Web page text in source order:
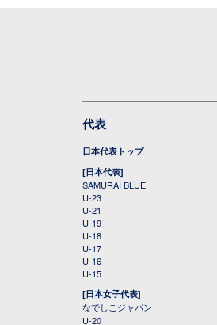
代表
日本代表トップ
[日本代表]
SAMURAI BLUE
U-23
U-21
U-19
U-18
U-17
U-16
U-15
[日本女子代表]
なでしこジャパン
U-20